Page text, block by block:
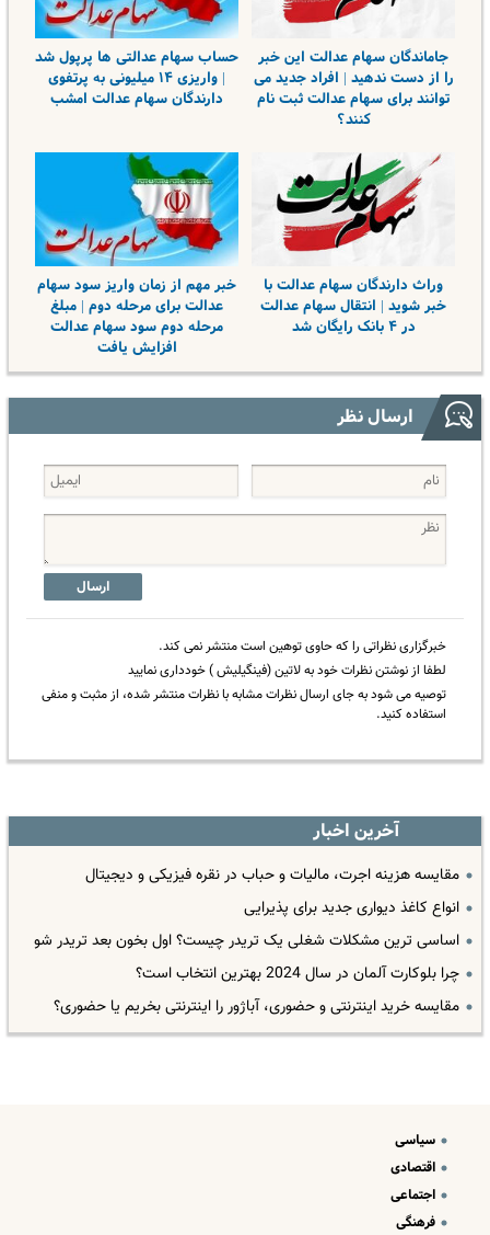
جاماندگان سهام عدالت این خبر
را از دست ندهید | افراد جدید می
توانند برای سهام عدالت ثبت نام
کنند؟
حساب سهام عدالتی ها پرپول شد
| واریزی ۱۴ میلیونی به پرتفوی
دارندگان سهام عدالت امشب
وراث دارندگان سهام عدالت با
خبر شوید | انتقال سهام عدالت
در ۴ بانک رایگان شد
خبر مهم از زمان واریز سود سهام
عدالت برای مرحله دوم | مبلغ
مرحله دوم سود سهام عدالت
افزایش یافت
ارسال نظر
ارسال
خبرگزاری نظراتی را که حاوی توهین است منتشر نمی کند.
لطفا از نوشتن نظرات خود به لاتین (فینگیلیش ) خودداری نمایید
توصیه می شود به جای ارسال نظرات مشابه با نظرات منتشر شده، از مثبت و منفی
استفاده کنید.
آخرین اخبار
مقایسه هزینه اجرت، مالیات و حباب در نقره فیزیکی و دیجیتال
انواع کاغذ دیواری جدید برای پذیرایی
اساسی ترین مشکلات شغلی یک تریدر چیست؟ اول بخون بعد تریدر شو
چرا بلوکارت آلمان در سال 2024 بهترین انتخاب است؟
مقایسه خرید اینترنتی و حضوری، آباژور را اینترنتی بخریم یا حضوری؟
سیاسی
اقتصادی
اجتماعی
فرهنگی